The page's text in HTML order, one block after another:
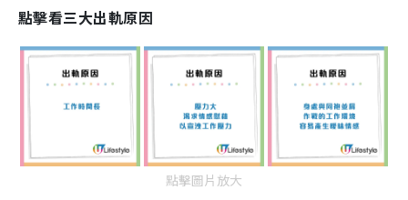
點擊看三大出軌原因
點擊圖片放大